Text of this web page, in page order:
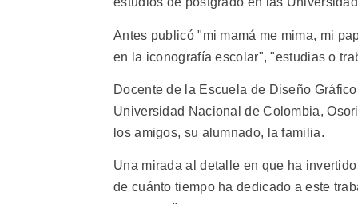
Antes publicó "mi mamá me mima, mi
en la iconografía escolar", "estudias o
Docente de la Escuela de Diseño
Universidad Nacional de Colombia,
los amigos, su alumnado, la familia.
Una mirada al detalle en que ha
de cuánto tiempo ha dedicado a este